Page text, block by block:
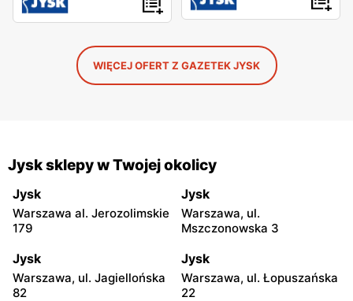
WIĘCEJ OFERT Z GAZETEK JYSK
Jysk sklepy w Twojej okolicy
Jysk
Warszawa al. Jerozolimskie
179
Jysk
Warszawa, ul.
Mszczonowska 3
Jysk
Warszawa, ul. Jagiellońska
82
Jysk
Warszawa, ul. Łopuszańska
22